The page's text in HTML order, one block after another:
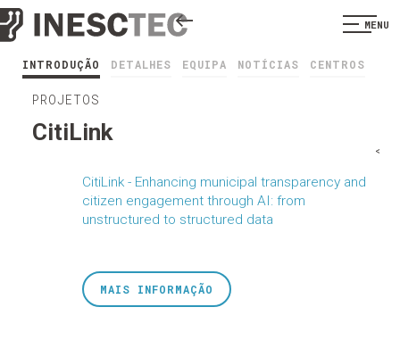
MENU
INTRODUÇÃO DETALHES EQUIPA NOTÍCIAS CENTROS
PROJETOS
CitiLink
CitiLink - Enhancing municipal transparency and
citizen engagement through AI: from
unstructured to structured data
<
MAIS INFORMAÇÃO